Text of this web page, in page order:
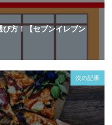
び方！【セブンイレブン
次の記事